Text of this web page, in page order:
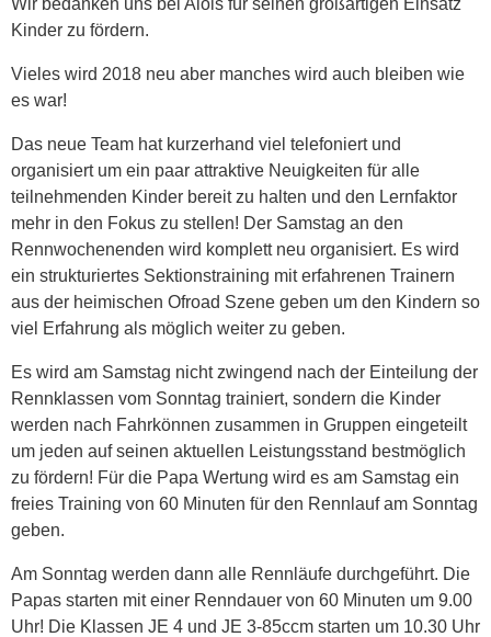
Kinder zu fördern.
Vieles wird 2018 neu aber manches wird auch bleiben wie
es war!
Das neue Team hat kurzerhand viel telefoniert und
organisiert um ein paar attraktive Neuigkeiten für alle
teilnehmenden Kinder bereit zu halten und den Lernfaktor
mehr in den Fokus zu stellen! Der Samstag an den
Rennwochenenden wird komplett neu organisiert. Es wird
ein strukturiertes Sektionstraining mit erfahrenen Trainern
aus der heimischen Ofroad Szene geben um den Kindern so
viel Erfahrung als möglich weiter zu geben.
Es wird am Samstag nicht zwingend nach der Einteilung der
Rennklassen vom Sonntag trainiert, sondern die Kinder
werden nach Fahrkönnen zusammen in Gruppen eingeteilt
um jeden auf seinen aktuellen Leistungsstand bestmöglich
zu fördern! Für die Papa Wertung wird es am Samstag ein
freies Training von 60 Minuten für den Rennlauf am Sonntag
geben.
Am Sonntag werden dann alle Rennläufe durchgeführt. Die
Papas starten mit einer Renndauer von 60 Minuten um 9.00
Uhr! Die Klassen JE 4 und JE 3-85ccm starten um 10.30 Uhr